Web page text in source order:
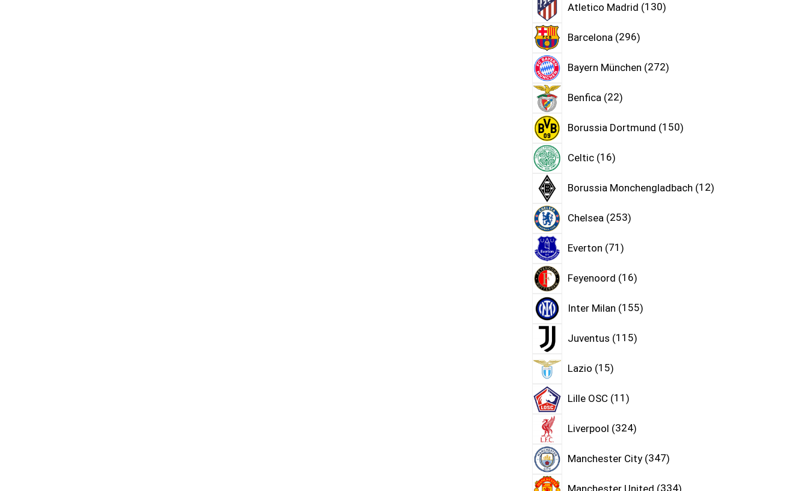
Atletico Madrid 130
Barcelona 296
Bayern München 272
Benfica 22
Borussia Dortmund 150
Celtic 16
Borussia Monchengladbach 12
Chelsea 253
Everton 71
Feyenoord 16
Inter Milan 155
Juventus 115
Lazio 15
Lille OSC 11
Liverpool 324
Manchester City 347
Manchester United 334